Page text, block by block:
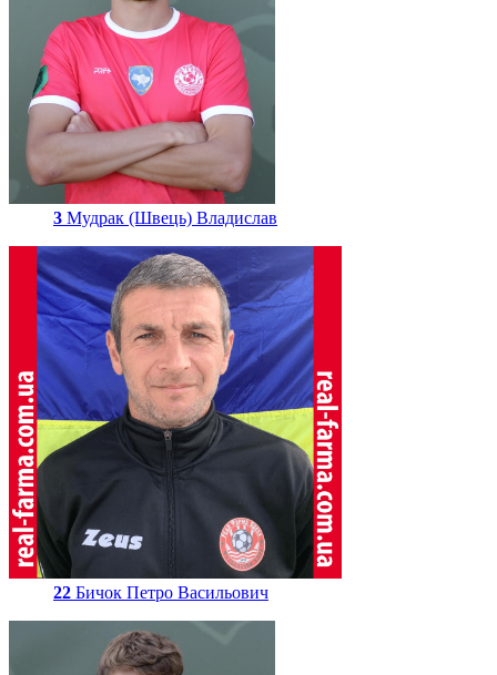
3 Мудрак (Швець) Владислав
22 Бичок Петро Васильович